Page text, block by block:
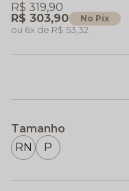
R$ 303,90 No Pix
R$ 319,90
6x R$ 53,32
Tamanho
RN
P